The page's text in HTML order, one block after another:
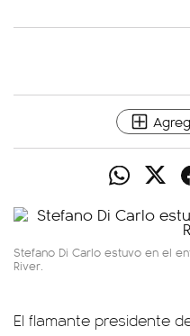
Stefano Di Carlo estuvo en el
River.
El flamante presidente